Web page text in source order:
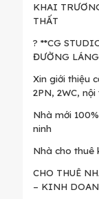
KHAI
THẤT
? **CG
ĐƯỜNG
Xin giới thiệu
2PN, 2WC,
Nhà mới
ninh
Nhà cho thuê
CHO THUÊ
– KINH